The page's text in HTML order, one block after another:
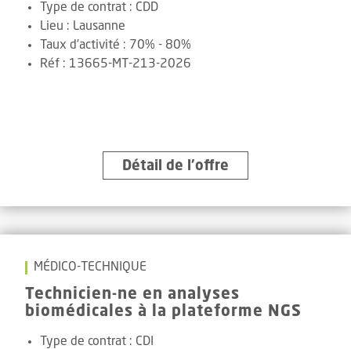
Type de contrat : CDD
Lieu : Lausanne
Taux d'activité : 70% - 80%
Réf : 13665-MT-213-2026
Détail de l’offre
MÉDICO-TECHNIQUE
Technicien-ne en analyses
biomédicales à la plateforme NGS
Type de contrat : CDI